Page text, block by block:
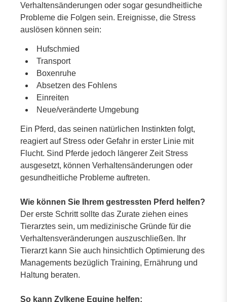
Verhaltensänderungen oder sogar gesundheitliche
Probleme die Folgen sein. Ereignisse, die Stress
auslösen können sein:
Hufschmied
Transport
Boxenruhe
Absetzen des Fohlens
Einreiten
Neue/veränderte Umgebung
Ein Pferd, das seinen natürlichen Instinkten folgt,
reagiert auf Stress oder Gefahr in erster Linie mit
Flucht. Sind Pferde jedoch längerer Zeit Stress
ausgesetzt, können Verhaltensänderungen oder
gesundheitliche Probleme auftreten.
Wie können Sie Ihrem gestressten Pferd helfen?
Der erste Schritt sollte das Zurate ziehen eines
Tierarztes sein, um medizinische Gründe für die
Verhaltensveränderungen auszuschließen. Ihr
Tierarzt kann Sie auch hinsichtlich Optimierung des
Managements bezüglich Training, Ernährung und
Haltung beraten.
So kann Zylkene Equine helfen: